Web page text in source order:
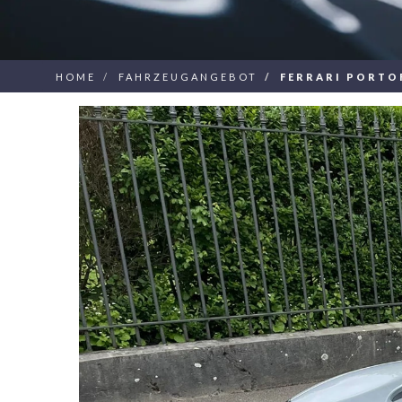
HOME FAHRZEUGANGEBOT FERRARI